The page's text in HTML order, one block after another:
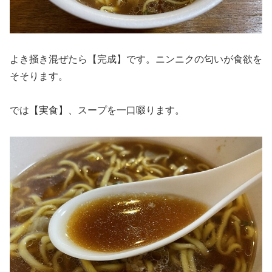
よき掻き混ぜたら【完成】です。ニンニクの匂いが食欲を
そそります。
では【実食】、スープを一口啜ります。